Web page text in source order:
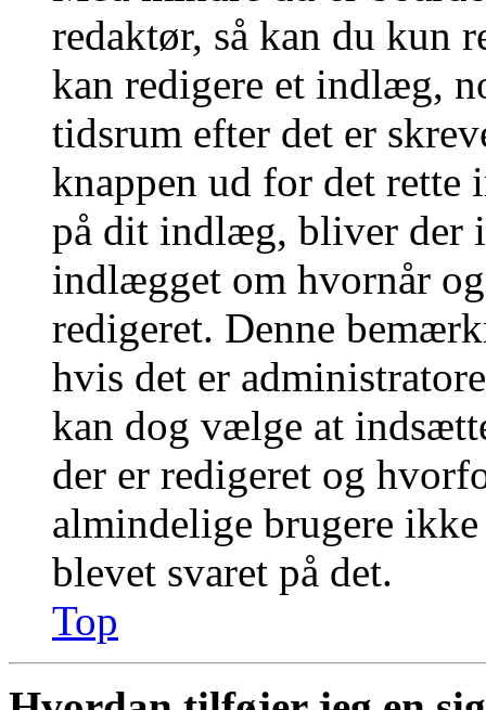
redaktør, så kan du kun
kan redigere et indlæg,
tidsrum efter det er
knappen ud for det rette
på dit indlæg, bliver der
indlægget om hvornår
redigeret. Denne
hvis det er
kan dog vælge at
der er redigeret og
almindelige brugere
blevet svaret på det.
Top